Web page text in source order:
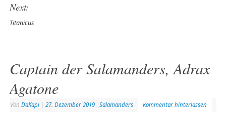
Next:
Titanicus
Captain der Salamanders, Adrax
Agatone
Von DaKapi 27. Dezember 2019 Salamanders Kommentar hinterlassen